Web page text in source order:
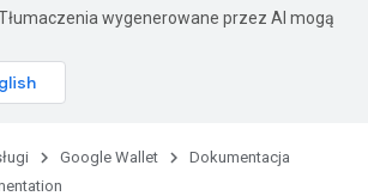
wygenerowane przez AI mogą
Google Wallet
Dokumentacja